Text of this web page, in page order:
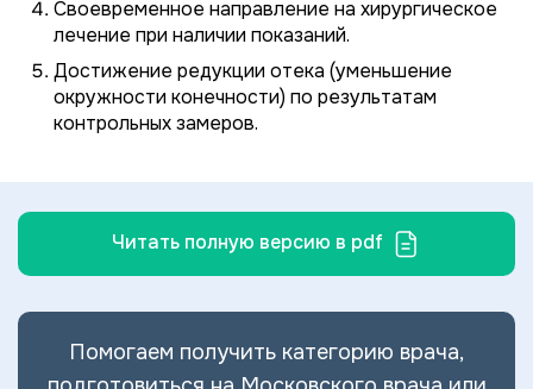
Своевременное направление на хирургическое
лечение при наличии показаний.
Достижение редукции отека (уменьшение
окружности конечности) по результатам
контрольных замеров.
Читать полную версию в pdf
Помогаем получить категорию врача,